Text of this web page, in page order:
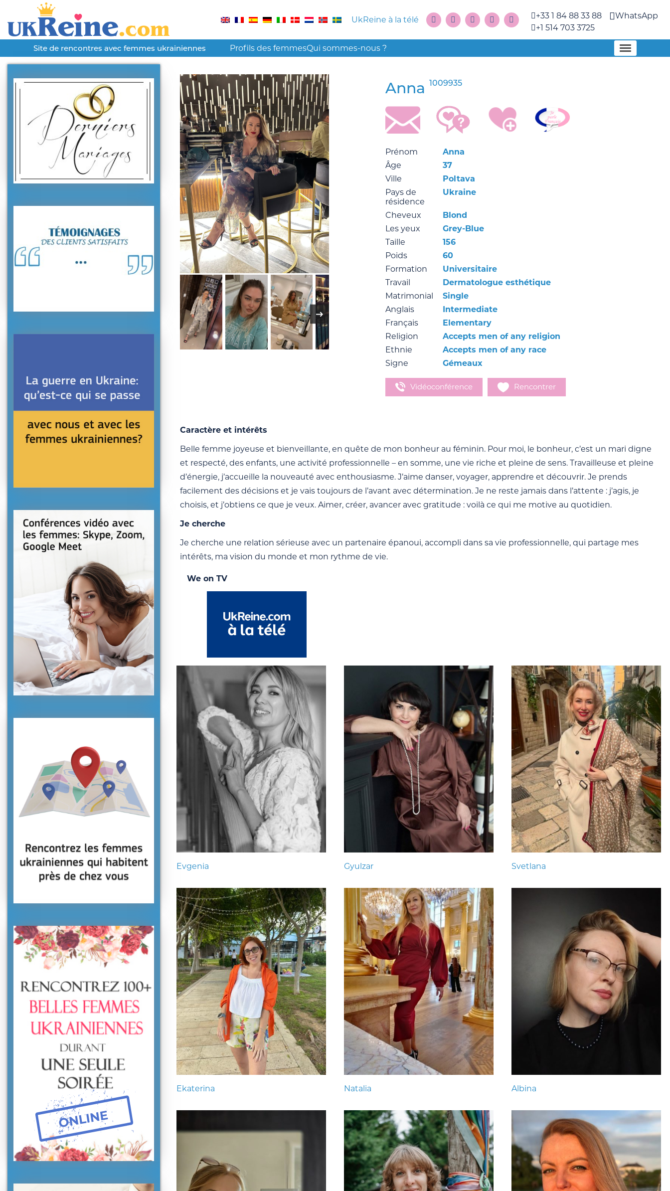
UkReine à la télé
+33 1 84 88 33 88
+1 514 703 3725
WhatsApp
Site de rencontres avec femmes ukrainiennes Profils des femmesQui sommes-nous ?
Anna 1009935
Prénom
Anna
Âge
37
Ville
Poltava
Pays de
résidence
Ukraine
Cheveux
Blond
Les yeux
Grey-Blue
Taille
156
Poids
60
Formation
Universitaire
Travail
Dermatologue esthétique
Matrimonial
Single
Anglais
Intermediate
Français
Elementary
Religion
Accepts men of any religion
Ethnie
Accepts men of any race
Signe
Gémeaux
Vidéoconférence Rencontrer
Caractère et intérêts
Belle femme joyeuse et bienveillante, en quête de mon bonheur au féminin. Pour moi, le bonheur, c’est un mari digne
et respecté, des enfants, une activité professionnelle – en somme, une vie riche et pleine de sens. Travailleuse et pleine
d’énergie, j’accueille la nouveauté avec enthousiasme. J’aime danser, voyager, apprendre et découvrir. Je prends
facilement des décisions et je vais toujours de l’avant avec détermination. Je ne reste jamais dans l’attente : j’agis, je
choisis, et j’obtiens ce que je veux. Aimer, créer, avancer avec gratitude : voilà ce qui me motive au quotidien.
Je cherche
Je cherche une relation sérieuse avec un partenaire épanoui, accompli dans sa vie professionnelle, qui partage mes
intérêts, ma vision du monde et mon rythme de vie.
We on TV
Evgenia Gyulzar Svetlana
Ekaterina Natalia Albina